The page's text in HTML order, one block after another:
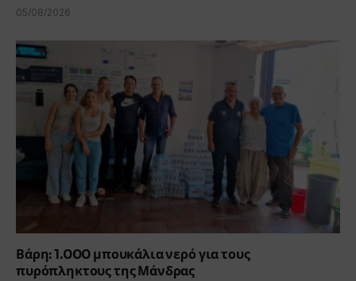
05/08/2026
Βάρη: 1.000 μπουκάλια νερό για τους
πυρόπληκτους της Μάνδρας